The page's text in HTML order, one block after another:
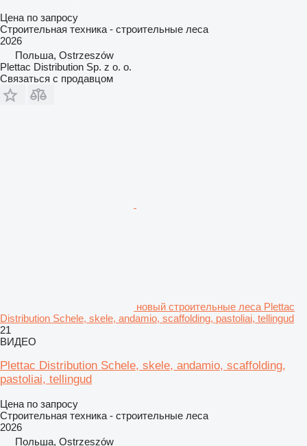
Цена по запросу
Строительная техника - строительные леса
2026
Польша, Ostrzeszów
Plettac Distribution Sp. z o. o.
Связаться с продавцом
новый строительные леса Plettac
Distribution Schele, skele, andamio, scaffolding, pastoliai, tellingud
21
ВИДЕО
Plettac Distribution Schele, skele, andamio, scaffolding,
pastoliai, tellingud
Цена по запросу
Строительная техника - строительные леса
2026
Польша, Ostrzeszów